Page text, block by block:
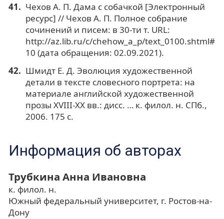
Чехов А. П. Дама с собачкой [Электронный
ресурс] // Чехов А. П. Полное собрание
сочинений и писем: в 30-ти т. URL:
http://az.lib.ru/c/chehow_a_p/text_0100.shtml#
10 (дата обращения: 02.09.2021).
Шмидт Е. Д. Эволюция художественной
детали в тексте словесного портрета: на
материале английской художественной
прозы XVIII-XX вв.: дисс. … к. филол. н. СПб.,
2006. 175 с.
Информация об авторах
Трубкина Анна Ивановна
к. филол. н.
Южный федеральный университет, г. Ростов-на-
Дону